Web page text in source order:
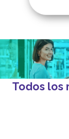
Todos los